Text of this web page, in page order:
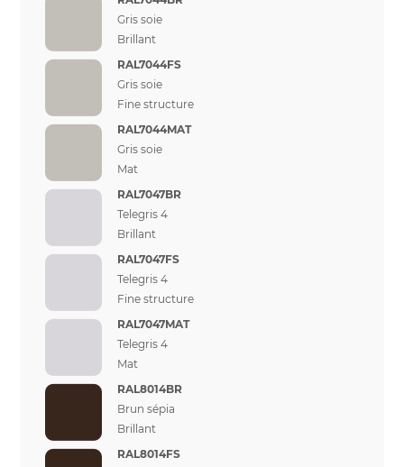
Gris soie
Brillant
RAL7044FS
Gris soie
Fine structure
RAL7044MAT
Gris soie
Mat
RAL7047BR
Telegris 4
Brillant
RAL7047FS
Telegris 4
Fine structure
RAL7047MAT
Telegris 4
Mat
RAL8014BR
Brun sépia
Brillant
RAL8014FS